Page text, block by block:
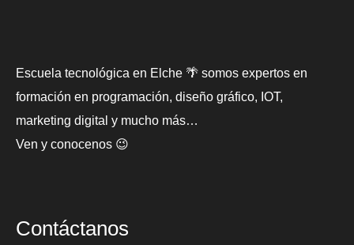
Escuela tecnológica en Elche 🌴 somos expertos en
formación en programación, diseño gráfico, IOT,
marketing digital y mucho más…
Ven y conocenos 😉
Contáctanos